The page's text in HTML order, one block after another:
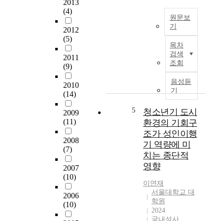
2013
(4)
2012
(5)
2011
(9)
2010
(14)
2009
(11)
2008
(7)
2007
(10)
2006
(10)
원문보
기
목차
검색
조회
음성듣
기
5
청소년기 도시
환경의 기회구
조가 성인이행
기 역량에 미
치는 종단적
영향
이연재
서울대학교 대
학원
2024
국내석사